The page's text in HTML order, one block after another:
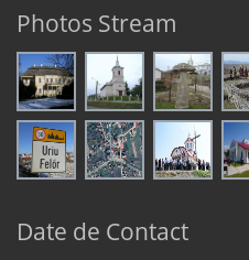
Photos Stream
Date de Contact